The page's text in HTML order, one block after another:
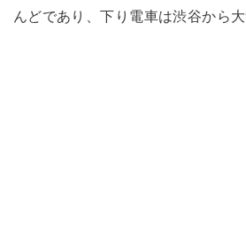
んどであり、下り電車は渋谷から大